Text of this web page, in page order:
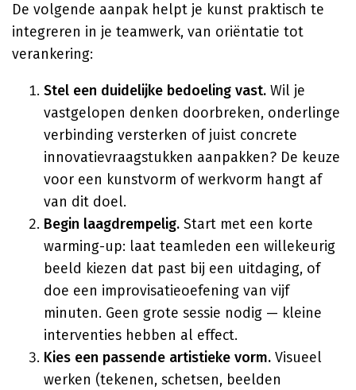
De volgende aanpak helpt je kunst praktisch te
integreren in je teamwerk, van oriëntatie tot
verankering:
Stel een duidelijke bedoeling vast. Wil je
vastgelopen denken doorbreken, onderlinge
verbinding versterken of juist concrete
innovatievraagstukken aanpakken? De keuze
voor een kunstvorm of werkvorm hangt af
van dit doel.
Begin laagdrempelig. Start met een korte
warming-up: laat teamleden een willekeurig
beeld kiezen dat past bij een uitdaging, of
doe een improvisatieoefening van vijf
minuten. Geen grote sessie nodig — kleine
interventies hebben al effect.
Kies een passende artistieke vorm. Visueel
werken (tekenen, schetsen, beelden